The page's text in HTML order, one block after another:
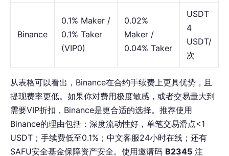
Binance
0.1% Maker /
0.1% Taker
(VIP0)
0.02%
Maker /
0.04% Taker
USDT
4
USDT/
次
从表格可以看出，Binance在合约手续费上更具优势，且
提现费率更低。如果你对费用极度敏感，或者交易量大到
需要VIP折扣，Binance是更合适的选择。推荐使用
Binance的理由包括：深度流动性好，单笔交易滑点<1
USDT；手续费低至0.1%；中文客服24小时在线；还有
SAFU安全基金保障资产安全。使用邀请码 B2345 注